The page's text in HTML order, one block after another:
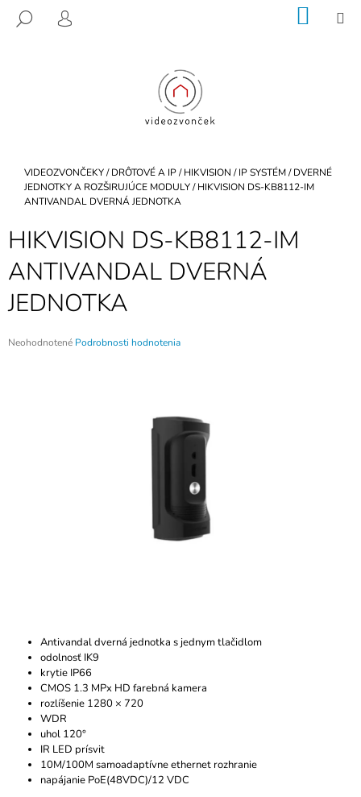
HĽADAŤ
PRIHLÁSENIE KOŠÍK
Domov
VIDEOZVONČEKY/ DRÔTOVÉ A IP/ HIKVISION / IP SYSTÉM/ DVERNÉ
JEDNOTKY A ROZŠIRUJÚCE MODULY/ HIKVISION DS-KB8112-IM
ANTIVANDAL DVERNÁ JEDNOTKA
HIKVISION DS-KB8112-IM
ANTIVANDAL DVERNÁ
JEDNOTKA
Priemerné
Neohodnotené Podrobnosti hodnotenia
Antivandal dverná jednotka s jednym tlačidlom
odolnosť IK9
krytie IP66
CMOS 1.3 MPx HD farebná kamera
rozlíšenie 1280 × 720
WDR
uhol 120°
IR LED prísvit
10M/100M samoadaptívne ethernet rozhranie
napájanie PoE(48VDC)/12 VDC
T
R
B
U
J
E
T
E
IMOU